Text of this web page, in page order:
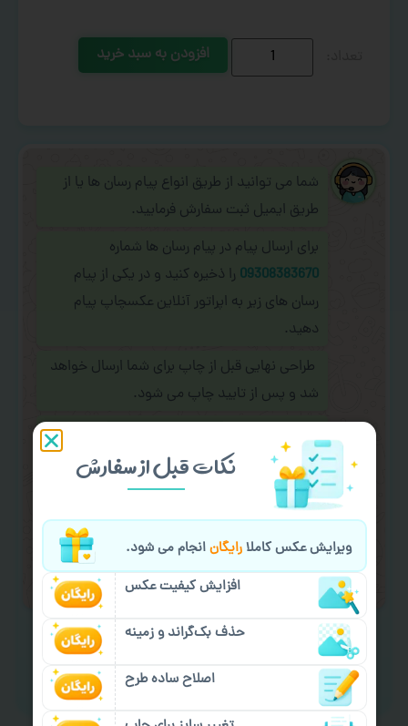
افزودن به سبد خرید
شما می توانید از طریق انواع پیام رسان ها یا از
طریق ایمیل ثبت سفارش فرمایید.
برای ارسال پیام در پیام رسان ها شماره
09308383670 را ذخیره کنید و در یکی از پیام
رسان های زیر به اپراتور آنلاین عکسچاپ پیام
دهید.
طراحی نهایی قبل از چاپ برای شما ارسال خواهد
شد و پس از تایید چاپ می شود.
کردن متن و عکس) یا هماهنگی ارسال و یا
کادو کردن سفارش
با اپراتو عکسچاپ هماهنگی
لازم را انجام دهید.
ایمیل جهت ثبت یا پیگیری سفارش:
aks4chap.com@gmail.com
برای ارسال پیام کلیک کنید
نکات قبل از سفارش
ویرایش عکس کاملارایگانانجام می شود.
افزایش کیفیت عکس
حذف بک‌گراند و زمینه
اصلاح ساده طرح